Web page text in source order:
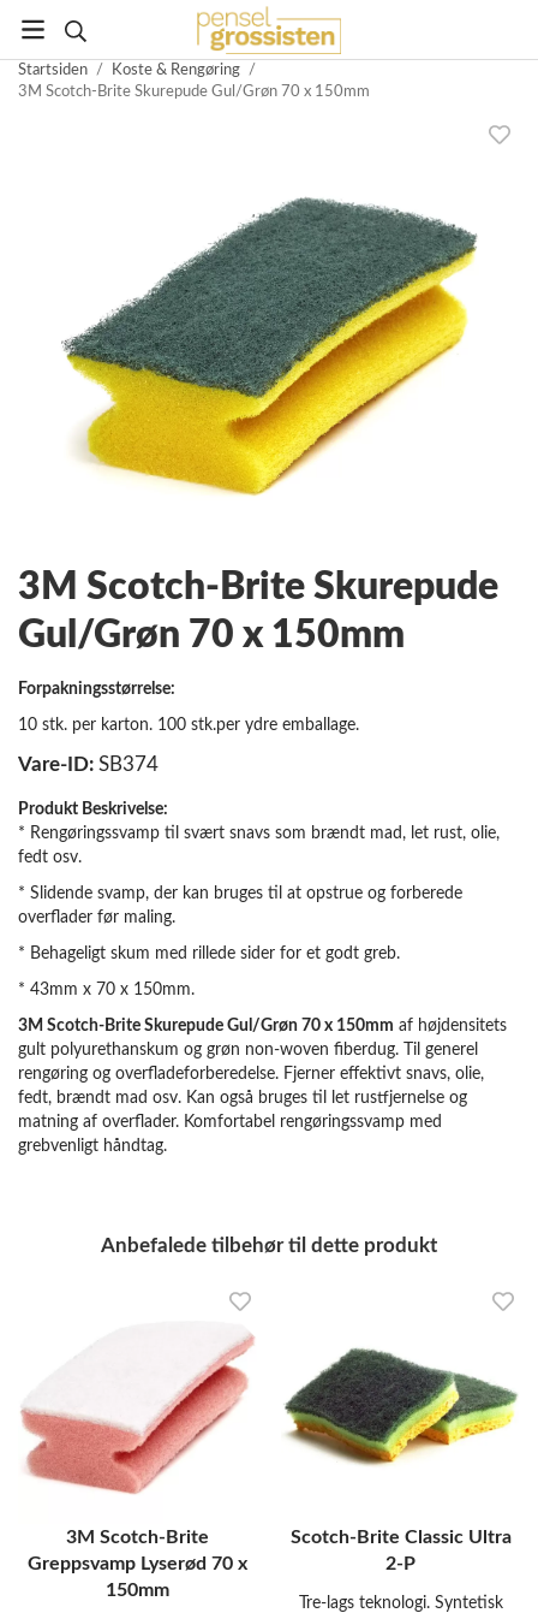
Startsiden / Koste & Rengøring /
3M Scotch-Brite Skurepude Gul/Grøn 70 x 150mm
3M Scotch-Brite Skurepude
Gul/Grøn 70 x 150mm
Forpakningsstørrelse:
10 stk. per karton. 100 stk.per ydre emballage.
Vare-ID: SB374
Produkt Beskrivelse:
* Rengøringssvamp til svært snavs som brændt mad, let rust, olie,
fedt osv.
* Slidende svamp, der kan bruges til at opstrue og forberede
overflader før maling.
* Behageligt skum med rillede sider for et godt greb.
* 43mm x 70 x 150mm.
3M Scotch-Brite Skurepude Gul/Grøn 70 x 150mm af højdensitets
gult polyurethanskum og grøn non-woven fiberdug. Til generel
rengøring og overfladeforberedelse. Fjerner effektivt snavs, olie,
fedt, brændt mad osv. Kan også bruges til let rustfjernelse og
matning af overflader. Komfortabel rengøringssvamp med
grebvenligt håndtag.
Anbefalede tilbehør til dette produkt
3M Scotch-Brite
Greppsvamp Lyserød 70 x
150mm
Scotch-Brite Classic Ultra
2-P
Tre-lags teknologi. Syntetisk